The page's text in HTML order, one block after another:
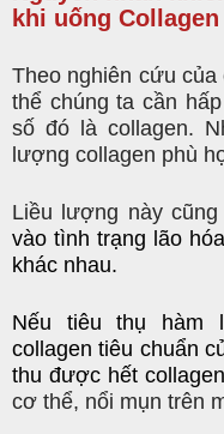
khi uống
Theo nghiên cứu
thể chúng ta cần
số đó là collagen.
lượng collagen phù
Liều lượng này
vào tình trạng lão
khác nhau.
Nếu tiêu thụ hàm
collagen tiêu chuẩn
thu được hết
cơ thể, nổi mụn trên